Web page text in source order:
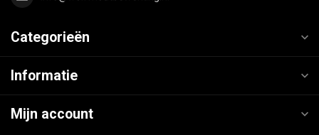
Categorieën
Informatie
Mijn account